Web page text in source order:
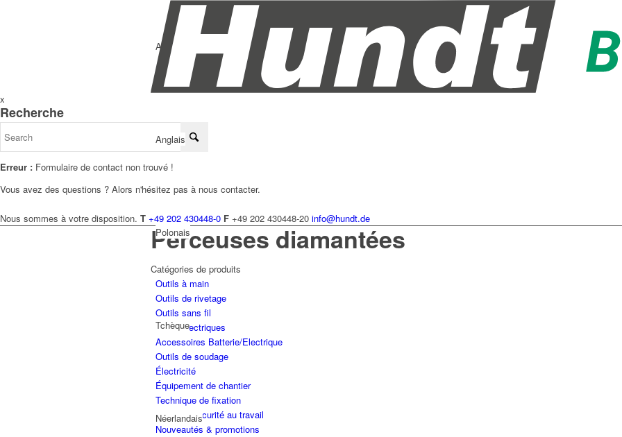
Allemand
Anglais
Polonais
Tchèque
Néerlandais
x
Recherche
Erreur : Formulaire de contact non trouvé !
Vous avez des questions ? Alors n'hésitez pas à nous contacter.
Nous sommes à votre disposition. T +49 202 430448-0 F +49 202 430448-20 info@hundt.de
Perceuses diamantées
Catégories de produits
Outils à main
Outils de rivetage
Outils sans fil
Outils électriques
Accessoires Batterie/Electrique
Outils de soudage
Électricité
Équipement de chantier
Technique de fixation
Santé et sécurité au travail
Nouveautés & promotions